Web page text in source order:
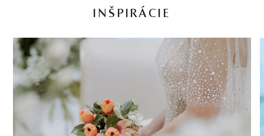
INŠPIRÁCIE